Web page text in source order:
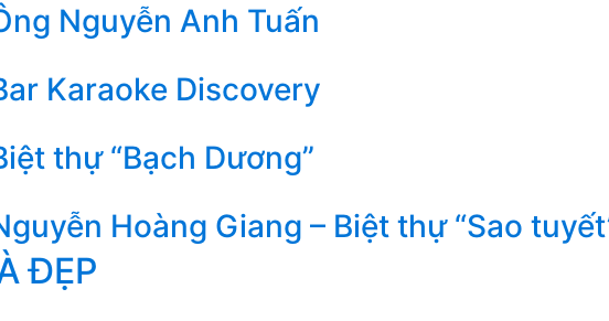
Nguyễn Anh Tuấn
Karaoke Discovery
thự “Bạch Dương”
Hoàng Giang – Biệt thự “Sao
ĐẸP